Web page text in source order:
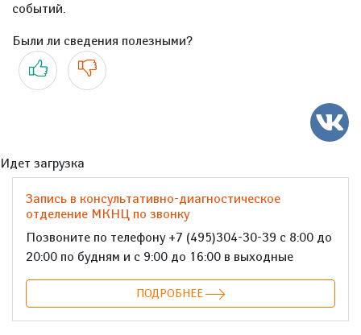
событий.
Были ли сведения полезными?
Да Нет
Идет загрузка
Запись в консультативно-диагностическое
отделение МКНЦ по звонку
Позвоните по телефону +7 (495)304-30-39 с 8:00 до
20:00 по будням и с 9:00 до 16:00 в выходные
ПОДРОБНЕЕ